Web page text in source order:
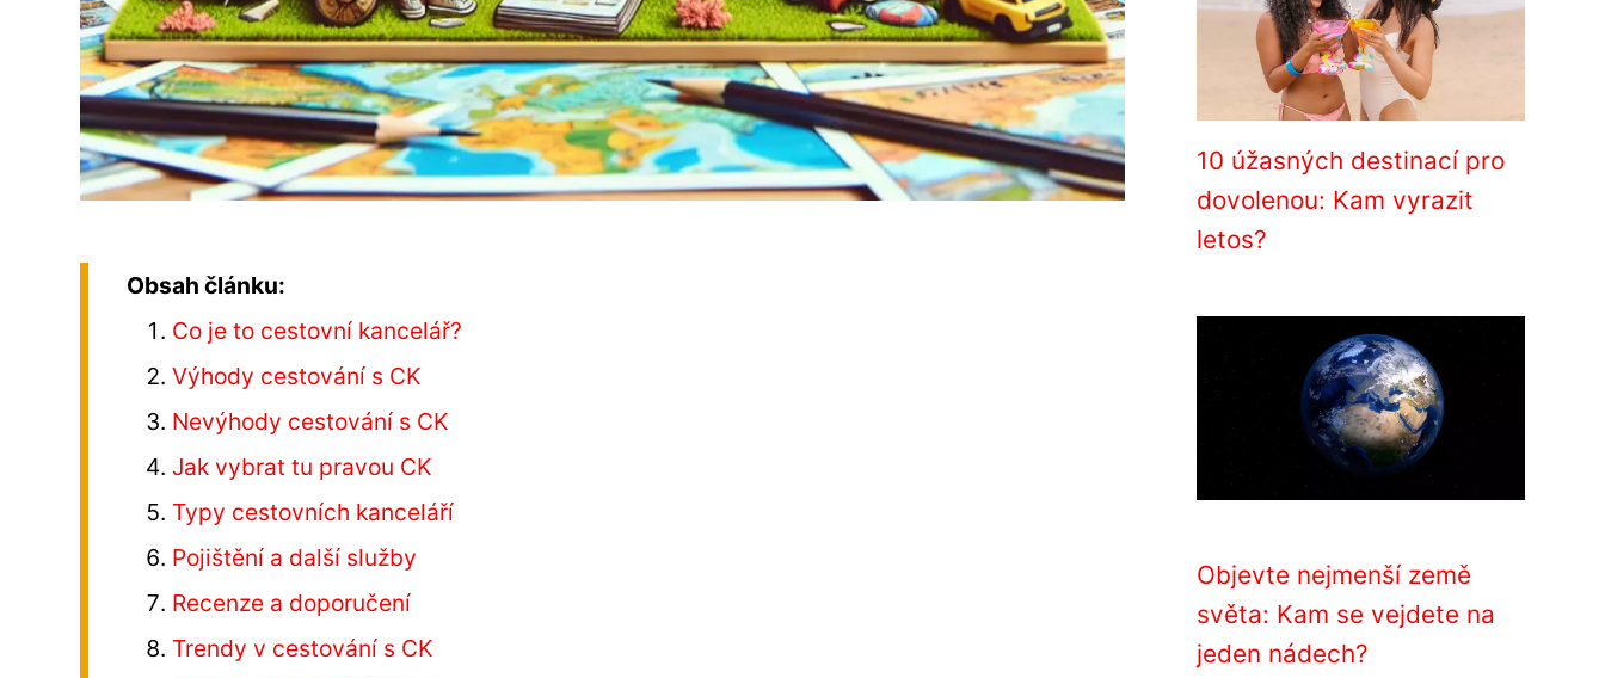
Obsah článku:
Co je to cestovní kancelář?
Výhody cestování s CK
Nevýhody cestování s CK
Jak vybrat tu pravou CK
Typy cestovních kanceláří
Pojištění a další služby
Recenze a doporučení
Trendy v cestování s CK
10 úžasných destinací pro
dovolenou: Kam vyrazit
letos?
Objevte nejmenší země
světa: Kam se vejdete na
jeden nádech?